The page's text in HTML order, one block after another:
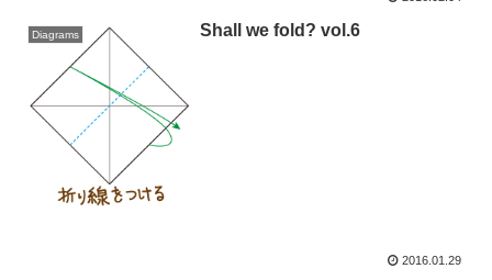
Diagrams Shall we fold? vol.6
2016.01.29